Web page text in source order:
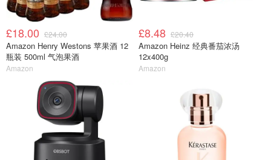
£18.00 £24.00
Amazon Henry Westons 苹果酒 12
瓶装 500ml 气泡果酒
Amazon
£8.48 £20.40
Amazon Heinz 经典番茄浓汤
12x400g
Amazon